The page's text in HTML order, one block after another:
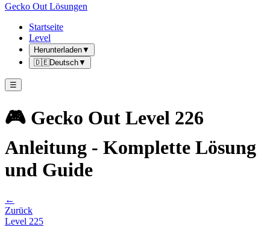
Gecko Out Lösungen
Startseite
Level
Herunterladen▼
🇩🇪Deutsch▼
☰
🎮 Gecko Out Level 226
Anleitung - Komplette Lösung
und Guide
←
Zurück
Level 225